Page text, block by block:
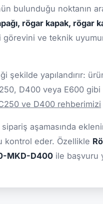
bulunduğu noktanın
rögar kapak, rögar
ve teknik
şekilde yapılandırır:
D400 veya E600 gibi
ve D400 rehberimizi
aşamasında
kontrol eder. Özellikle
MKD-D400 ile başvuru